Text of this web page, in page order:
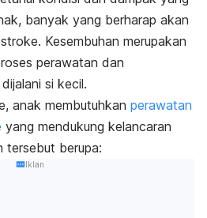
banyak yang berharap akan
Kesembuhan merupakan
perawatan dan
si kecil.
anak membutuhkan perawatan
yang mendukung kelancaran
tersebut berupa:
Iklan